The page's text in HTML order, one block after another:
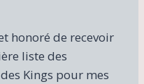
honoré de recevoir
liste des
Kings pour mes